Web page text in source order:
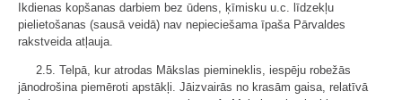
Ikdienas kopšanas darbiem bez ūdens, ķīmisku u.c. līdzekļu
pielietošanas (sausā veidā) nav nepieciešama īpaša Pārvaldes
rakstveida atļauja.
2.5. Telpā, kur atrodas Mākslas piemineklis, iespēju robežās
jānodrošina piemēroti apstākļi. Jāizvairās no krasām gaisa, relatīvā